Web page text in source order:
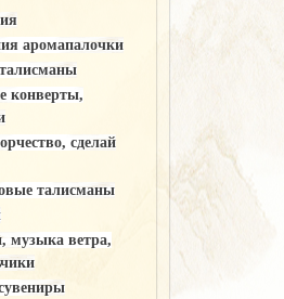
аромапалочки
конверты,
сделай
талисманы
музыка ветра,